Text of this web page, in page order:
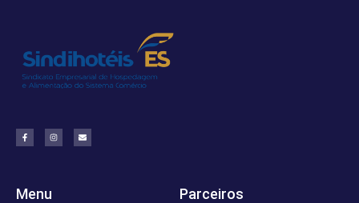
Menu Parceiros